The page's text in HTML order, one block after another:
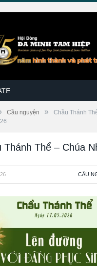
Cầu nguyện »
Chầu Thánh
Thánh Thể – Chúa
CẦU